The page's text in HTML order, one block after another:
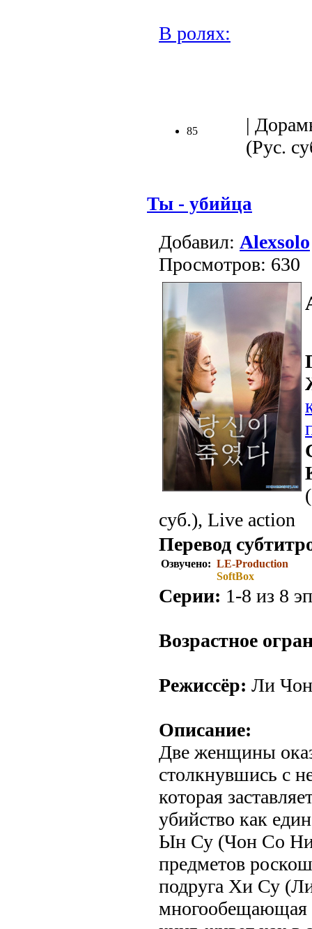
В ролях:
85
|
(Рус.
Ты - убийца
Добавил: Alexsolo
Просмотров: 630
суб.), Live action
Перевод
Озвучено: LE-Production
SoftBox
Серии: 1-8 из 8
Возрастное
Режиссёр: Ли
Описание:
Две женщины
столкнувшись с
которая
убийство как
Ын Су (Чон Со
предметов
подруга Хи Су
многообещающая